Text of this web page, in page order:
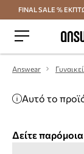
FINAL SALE %
Answear
Αυτό το
Δείτε